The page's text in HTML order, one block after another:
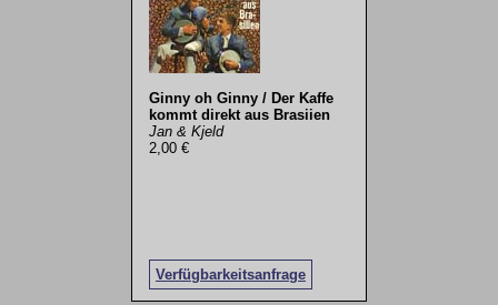
Ginny oh Ginny / Der Kaffe
kommt direkt aus Brasiien
Jan & Kjeld
2,00 €
Verfügbarkeitsanfrage